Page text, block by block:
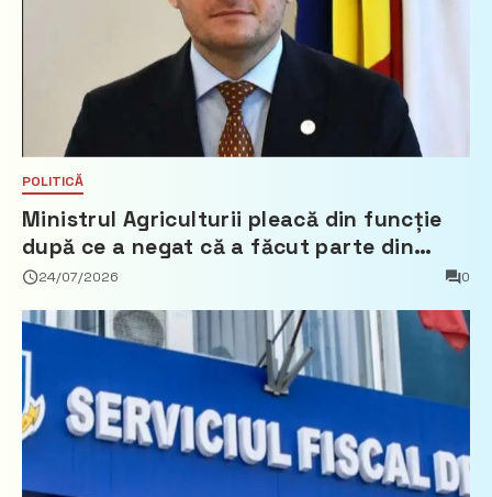
POLITICĂ
Ministrul Agriculturii pleacă din funcție
după ce a negat că a făcut parte din
Partidul Democrat
24/07/2026 0